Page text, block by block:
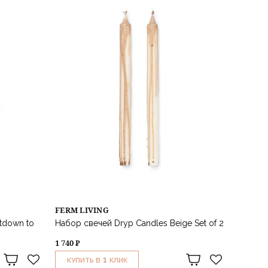
to
FERM LIVING
Набор свечей Dryp Candles Beige Set of 2
1 740 ₽
КУПИТЬ В 1 КЛИК